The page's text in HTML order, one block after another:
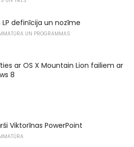
LP definīcija un nozīme
UN PROGRAMMAS
ar OS X Mountain Lion failiem ar
8
Viktorīnas PowerPoint